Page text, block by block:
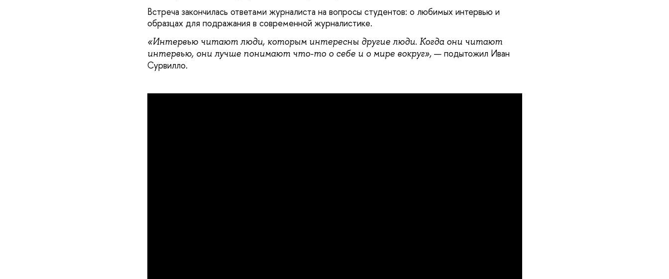
Встреча закончилась ответами журналиста на вопросы студентов: о любимых интервью и
образцах для подражания в современной журналистике.
«Интервью читают люди, которым интересны другие люди. Когда они читают
интервью, они лучше понимают что-то о себе и о мире вокруг»,— подытожил Иван
Сурвилло.